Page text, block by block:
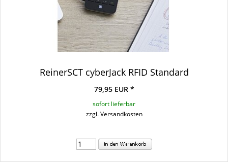
ReinerSCT cyberJack RFID Standard
79,95 EUR *
sofort lieferbar
zzgl. Versandkosten